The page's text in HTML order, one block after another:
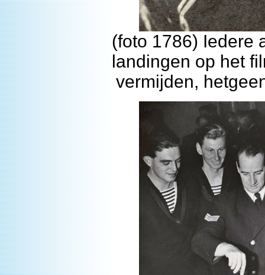
(foto 1786) Iedere
landingen op het
vermijden,